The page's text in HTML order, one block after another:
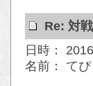
Re: 対
日時：
名前： てぴ